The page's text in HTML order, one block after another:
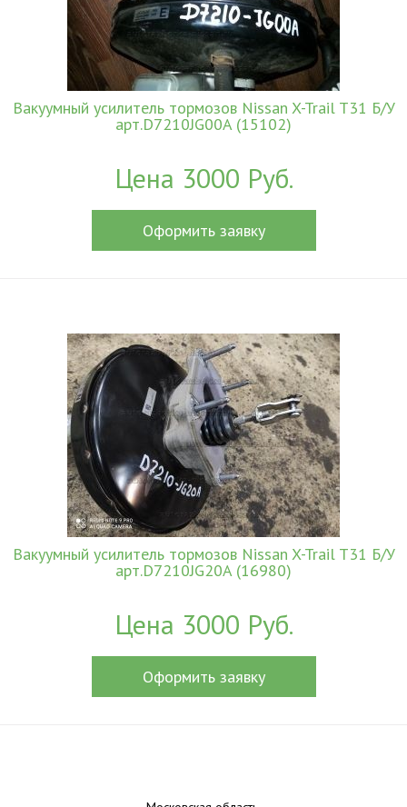
Вакуумный усилитель тормозов Nissan X-Trail T31 Б/У
арт.D7210JG00A (15102)
Цена 3000 Руб.
Оформить заявку
Вакуумный усилитель тормозов Nissan X-Trail T31 Б/У
арт.D7210JG20A (16980)
Цена 3000 Руб.
Оформить заявку